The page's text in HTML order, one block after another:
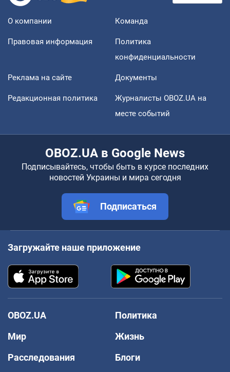
О компании Команда
Правовая информация
Политика
конфиденциальности
Реклама на сайте Документы
Редакционная политика
Журналисты OBOZ.UA на
месте событий
OBOZ.UA в Google News
Подписывайтесь, чтобы быть в курсе последних
новостей Украины и мира сегодня
Подписаться
Загружайте наше приложение
OBOZ.UA
Политика
Мир
Жизнь
Расследования
Блоги